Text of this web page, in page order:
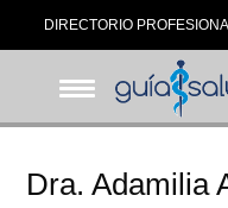
DIRECTORIO
Dra. Adamilia